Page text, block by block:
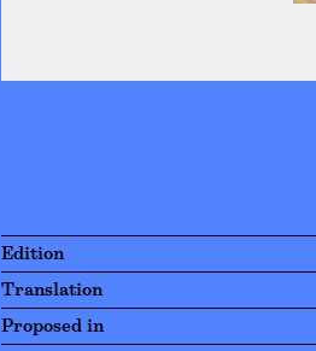
Edition
Translation
Proposed in